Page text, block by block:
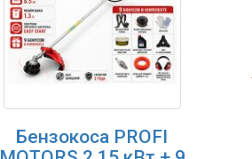
Бензокоса PROFI